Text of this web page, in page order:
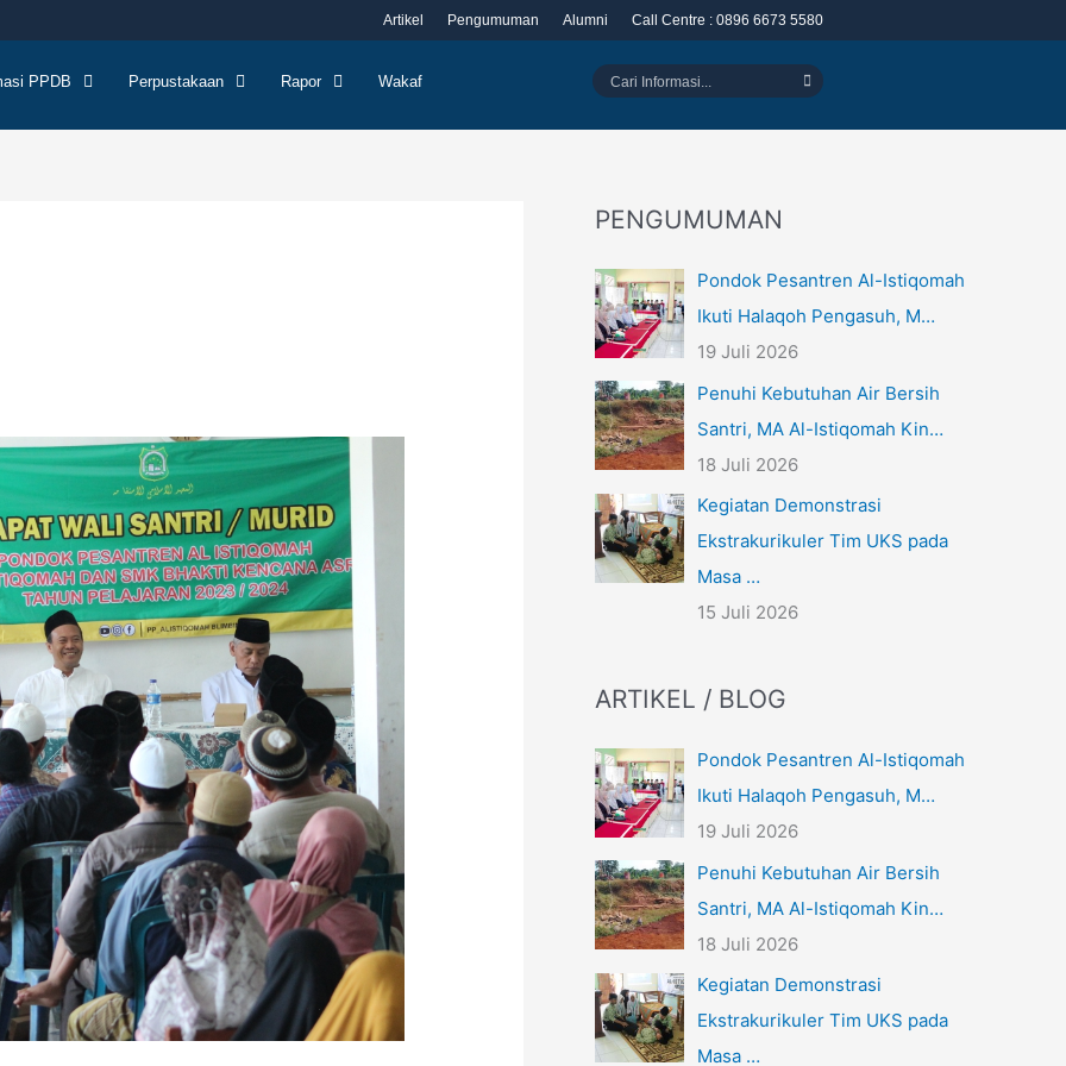
Artikel Pengumuman Alumni Call Centre : 0896 6673 5580
PPDB Perpustakaan Rapor Wakaf
Cari
Informasi...
PENGUMUMAN
Pondok Pesantren Al-Istiqomah
Ikuti Halaqoh Pengasuh, M…
19 Juli 2026
Penuhi Kebutuhan Air Bersih
Santri, MA Al-Istiqomah Kin…
18 Juli 2026
Kegiatan Demonstrasi
Ekstrakurikuler Tim UKS pada
Masa …
15 Juli 2026
ARTIKEL / BLOG
Pondok Pesantren Al-Istiqomah
Ikuti Halaqoh Pengasuh, M…
19 Juli 2026
Penuhi Kebutuhan Air Bersih
Santri, MA Al-Istiqomah Kin…
18 Juli 2026
Kegiatan Demonstrasi
Ekstrakurikuler Tim UKS pada
Masa …